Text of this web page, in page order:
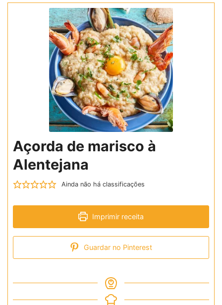
Açorda de marisco à
Alentejana
Ainda não há classificações
Imprimir receita
Guardar no Pinterest